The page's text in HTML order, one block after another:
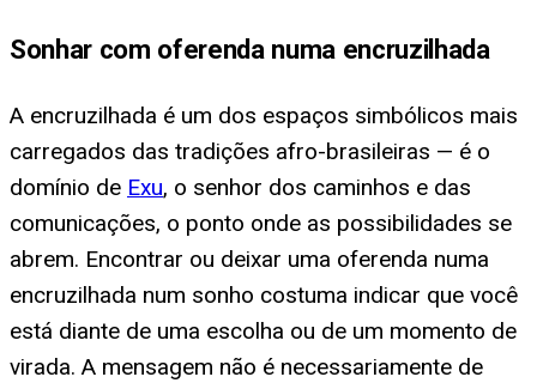
Sonhar com oferenda numa encruzilhada
A encruzilhada é um dos espaços simbólicos mais
carregados das tradições afro-brasileiras — é o
domínio de Exu, o senhor dos caminhos e das
comunicações, o ponto onde as possibilidades se
abrem. Encontrar ou deixar uma oferenda numa
encruzilhada num sonho costuma indicar que você
está diante de uma escolha ou de um momento de
virada. A mensagem não é necessariamente de